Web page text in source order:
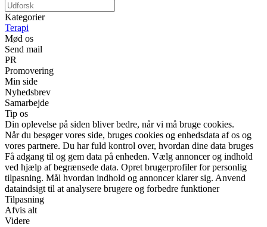
Kategorier
Terapi
Mød os
Send mail
PR
Promovering
Min side
Nyhedsbrev
Samarbejde
Tip os
Din oplevelse på siden bliver bedre, når vi må bruge cookies.
Når du besøger vores side, bruges cookies og enhedsdata af os og
vores partnere. Du har fuld kontrol over, hvordan dine data bruges
Få adgang til og gem data på enheden. Vælg annoncer og indhold
ved hjælp af begrænsede data. Opret brugerprofiler for personlig
tilpasning. Mål hvordan indhold og annoncer klarer sig. Anvend
dataindsigt til at analysere brugere og forbedre funktioner
Tilpasning
Afvis alt
Videre